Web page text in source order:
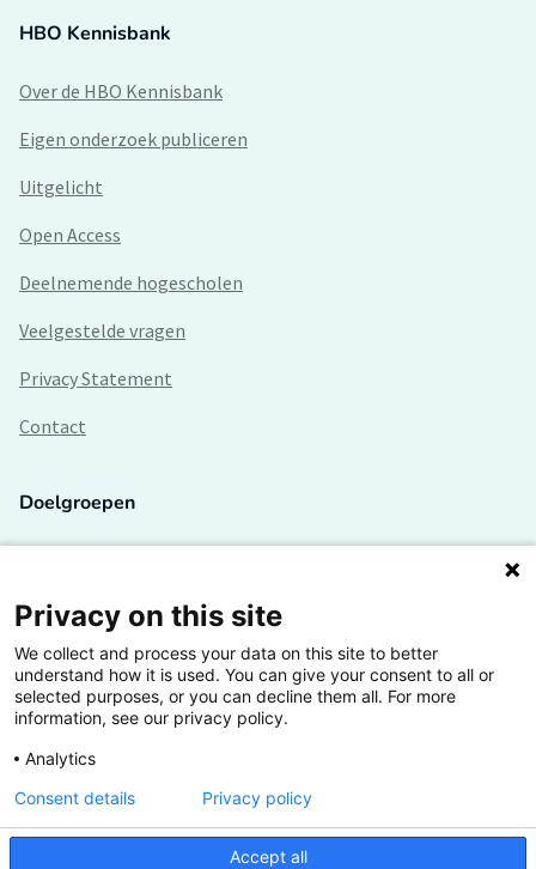
HBO Kennisbank
Over de HBO Kennisbank
Eigen onderzoek publiceren
Uitgelicht
Open Access
Deelnemende hogescholen
Veelgestelde vragen
Privacy Statement
Contact
Doelgroepen
Lectoren en onderzoekers
Bedrijven
Hogescholen
De grootste kennisbank van het HBO
Privacy on this site
We collect and process your data on this site to better
understand how it is used. You can give your consent to all or
selected purposes, or you can decline them all. For more
information, see our privacy policy.
Analytics
Accept all
Consent details Privacy policy